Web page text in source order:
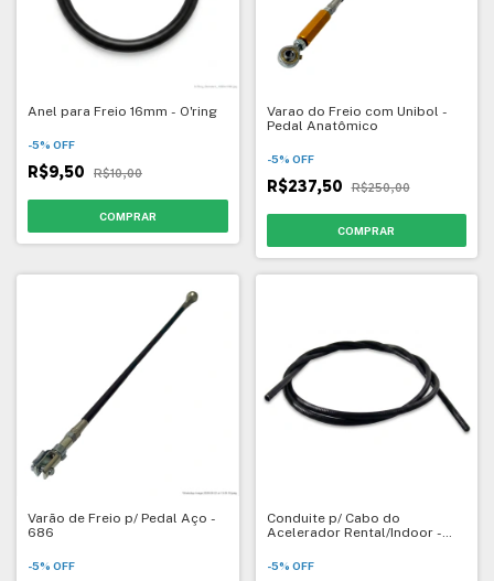
Anel para Freio 16mm - O'ring
-5% OFF
R$9,50 R$10,00
Varao do Freio com Unibol -
Pedal Anatômico
-5% OFF
R$237,50 R$250,00
Varão de Freio p/ Pedal Aço -
686
-5% OFF
Conduite p/ Cabo do
Acelerador Rental/Indoor -
-5% OFF